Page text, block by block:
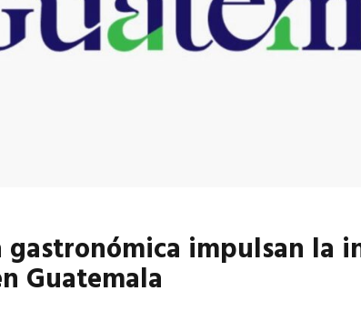
impulsan la
Guatemala